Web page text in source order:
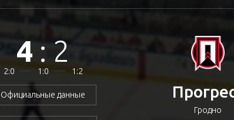
4 :2
2:0 1:0 1:2
Официальные данные
Гродно